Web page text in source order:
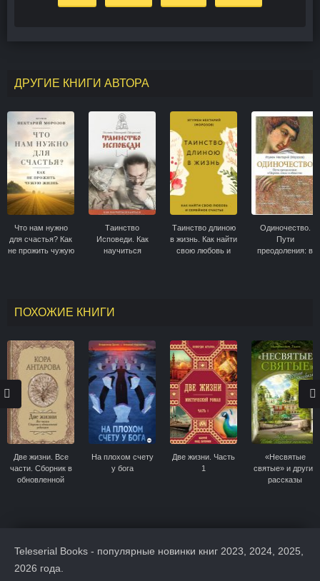
ДРУГИЕ КНИГИ АВТОРА
Что нам нужно
для счастья? Как
не прожить чужую
Таинство
Исповеди. Как
научиться
Таинство длиною
в жизнь. Как найти
свою любовь и
Одиночество.
Пути
преодоления: в
ПОХОЖИЕ КНИГИ
Две жизни. Все
части. Сборник в
обновленной
На плохом счету
у бога
Две жизни. Часть
1
«Несвятые
святые» и другие
рассказы
Teleserial Books - популярные новинки книг 2023, 2024, 2025,
2026 года.